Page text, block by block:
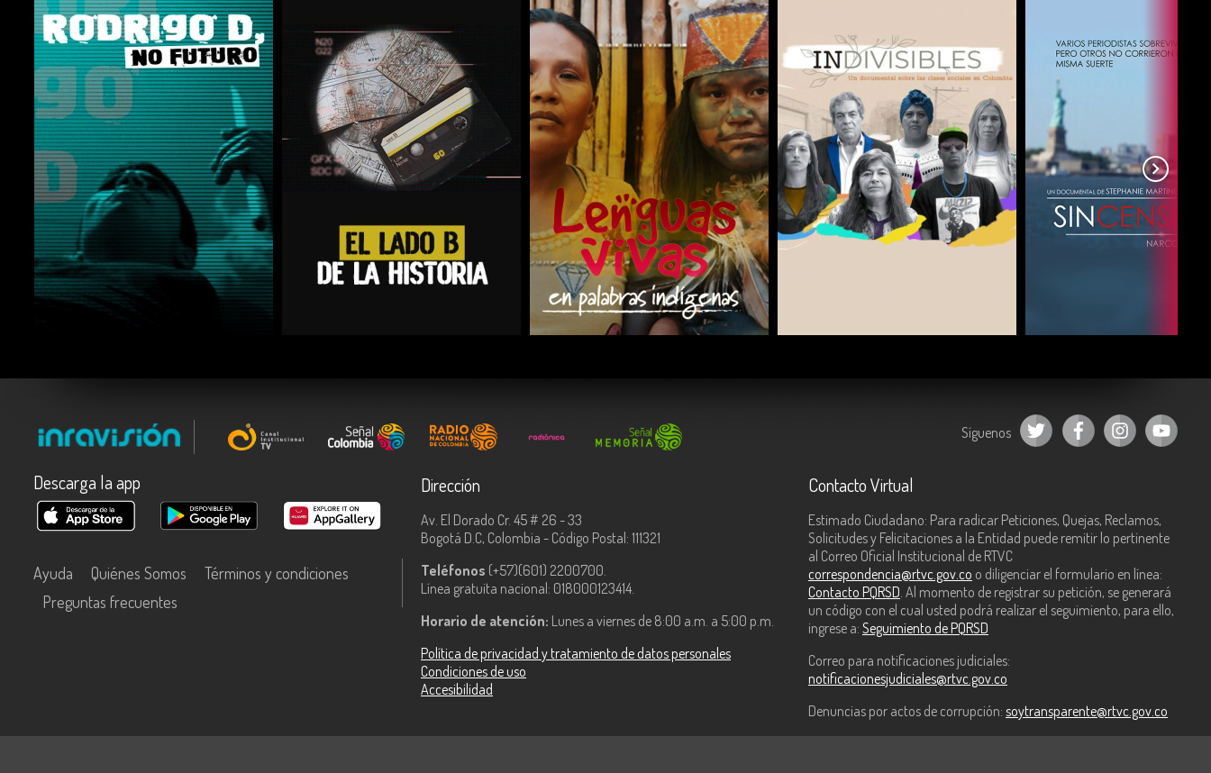
COMPARTIR
Síguenos
Descarga la app
Ayuda Quiénes Somos
Términos y condiciones
Preguntas frecuentes
Dirección
Av. El Dorado Cr. 45 # 26 - 33
Bogotá D.C, Colombia - Código Postal: 111321
Teléfonos (+57)(601) 2200700.
Línea gratuita nacional: 018000123414.
Horario de atención: Lunes a viernes de 8:00 a.m. a 5:00 p.m.
Política de privacidad y tratamiento de datos personales
Condiciones de uso
Accesibilidad
Contacto Virtual
Estimado Ciudadano: Para radicar Peticiones, Quejas, Reclamos,
Solicitudes y Felicitaciones a la Entidad puede remitir lo pertinente
al Correo Oficial Institucional de RTVC
correspondencia@rtvc.gov.co o diligenciar el formulario en línea:
Contacto PQRSD . Al momento de registrar su petición, se generará
un código con el cual usted podrá realizar el seguimiento, para ello,
ingrese a: Seguimiento de PQRSD
Correo para notificaciones judiciales:
notificacionesjudiciales@rtvc.gov.co
Denuncias por actos de corrupción: soytransparente@rtvc.gov.co